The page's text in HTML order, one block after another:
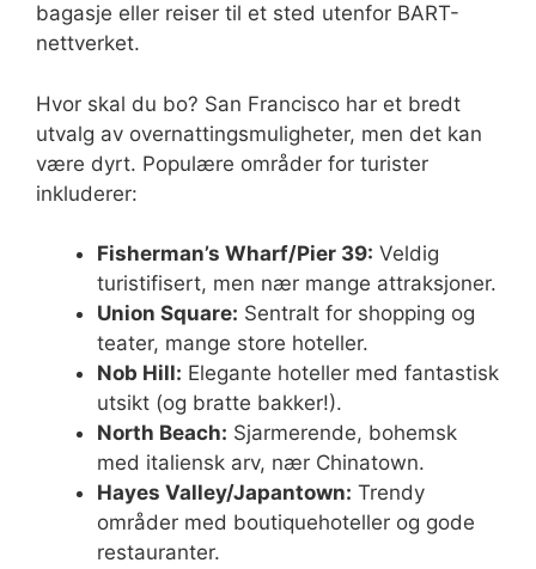
bagasje eller reiser til et sted utenfor BART-
nettverket.
Hvor skal du bo? San Francisco har et bredt
utvalg av overnattingsmuligheter, men det kan
være dyrt. Populære områder for turister
inkluderer:
Fisherman’s Wharf/Pier 39: Veldig
turistifisert, men nær mange attraksjoner.
Union Square: Sentralt for shopping og
teater, mange store hoteller.
Nob Hill: Elegante hoteller med fantastisk
utsikt (og bratte bakker!).
North Beach: Sjarmerende, bohemsk
med italiensk arv, nær Chinatown.
Hayes Valley/Japantown: Trendy
områder med boutiquehoteller og gode
restauranter.